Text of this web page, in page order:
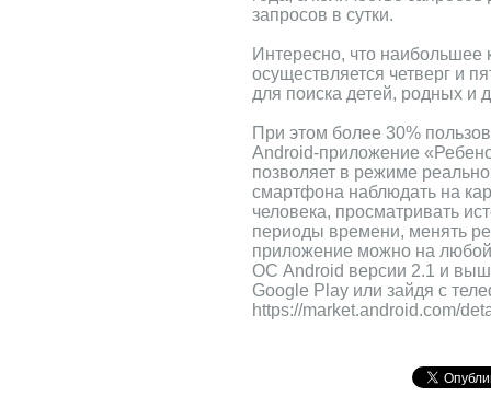
запросов в сутки.
Интересно, что наибольшее
осуществляется четверг и
для поиска детей, родных и
При этом более 30%
Android-приложение
позволяет в режиме
смартфона наблюдать на
человека, просматривать
периоды времени, менять
приложение можно на
ОС Android версии 2.1 и
Google Play или зайдя с
https://market.android.com/